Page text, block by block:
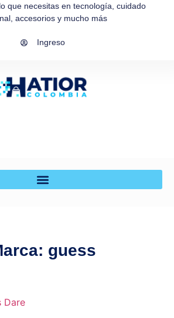
que necesitas en tecnología, cuidado
accesorios y mucho más
Ingreso
guess